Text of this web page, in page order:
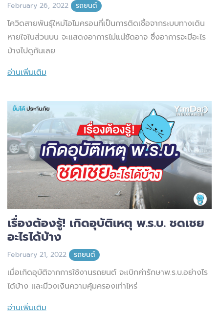
February 26, 2022 รถยนต์
โควิดสายพันธุ์ใหม่โอไมครอนที่เป็นการติดเชื้อจากระบบทางเดิน
หายใจในส่วนบน จะแสดงอาการไม่แน่ชัดอาจ ซึ่งอาการจะมีอะไร
บ้างไปดูกันเลย
อ่านเพิ่มเติม
เรื่องต้องรู้! เกิดอุบัติเหตุ พ.ร.บ. ชดเชย
อะไรได้บ้าง
February 21, 2022 รถยนต์
เมื่อเกิดอุบัติจากการใช้งานรถยนต์ จะเบิกค่ารักษาพ.ร.บ.อย่างไร
ได้บ้าง และมีวงเงินความคุ้มครองเท่าไหร่
อ่านเพิ่มเติม